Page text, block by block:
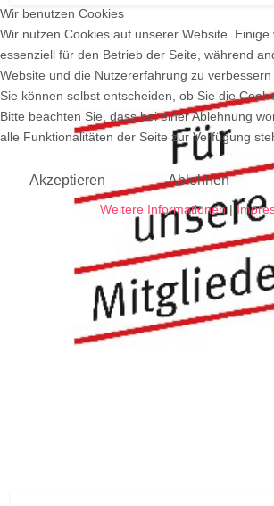
Wir benutzen Cookies
Wir nutzen Cookies auf unserer Website. Einige
essenziell für den Betrieb der Seite, während
Website und die Nutzererfahrung zu verbessern
Sie können selbst entscheiden, ob Sie die
Bitte beachten Sie, dass bei einer Ablehnung
alle Funktionalitäten der Seite zur Verfügung
Akzeptieren Ablehnen
Weitere Informationen|